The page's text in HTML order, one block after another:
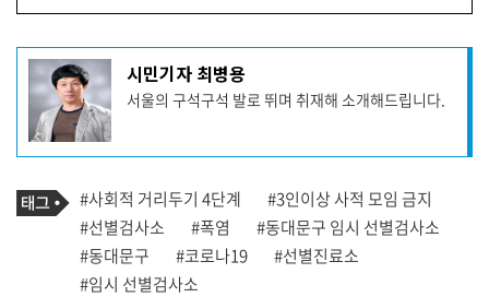
기
사
작
성
자
프
필
시민기자 최병용
서울의 구석구석 발로 뛰며 취재해 소개해드립니다.
기
사
관
련
태
그
태
그
#사회적 거리두기 4단계
#3인이상 사적 모임 금지
#선별검사소
#폭염
#동대문구 임시 선별검사소
#동대문구
#코로나19
#선별진료소
#임시 선별검사소